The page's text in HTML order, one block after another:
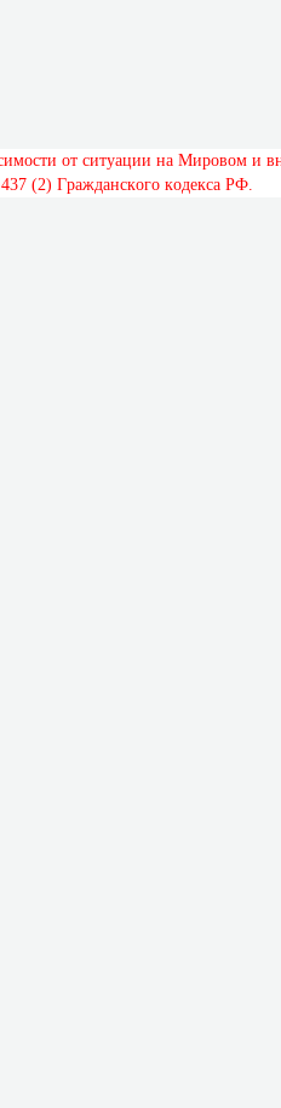
имости от ситуации на Мировом и в
437 (2) Гражданского кодекса РФ.